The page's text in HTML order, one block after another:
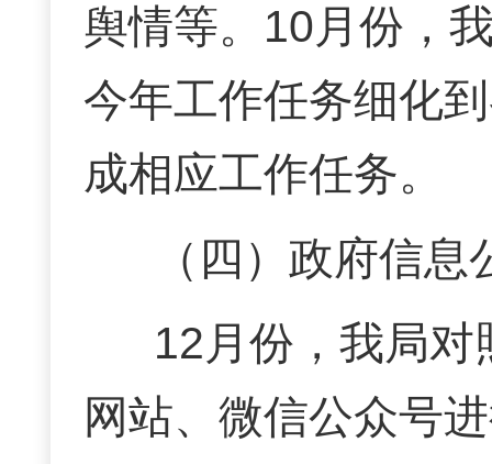
舆情等。 10月份，
今年工作任务细化
成相应工作任务。
（四）政府信
12月份，我局
网站、微信公众号